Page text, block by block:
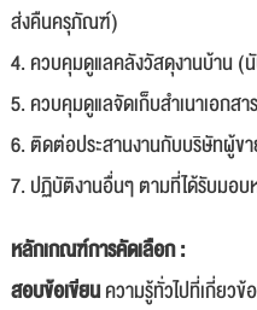
ส่งคืนครุภัณฑ์)
4. ควบคุมดูแลคลังวัสดุงานบ้าน (
5. ควบคุมดูแลจัดเก็บสำเนาเอกส
6. ติดต่อประสานงานกับบริษัทผู้ข
7. ปฏิบัติงานอื่นๆ ตามที่ได้รับมอบ
หลักเกณฑ์การคัดเลือก :
สอบข้อเขียนความรู้ทั่วไปที่เกี่ยว